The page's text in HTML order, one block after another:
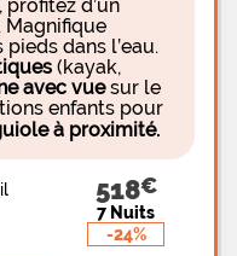
et offrent une belle
vacanciers
plus confortable,
un mobil-
gîte.
, profitez d’un
Magnifique
dans l’eau.
(kayak,
avec vuesur le
enfants pour
à proximité.
518
7 Nuits
-24%